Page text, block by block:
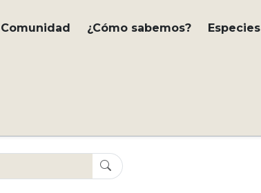
Comunidad ¿Cómo sabemos? Especies